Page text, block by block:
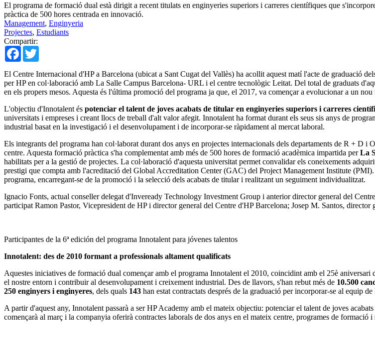
El programa de formació dual està dirigit a recent titulats en enginyeries superiors i carreres científiques que
pràctica de 500 hores centrada en innovació.
Management, Enginyeria
Projectes, Estudiants
Compartir:
Facebook
El Centre Internacional d'HP a Barcelona (ubicat a Sant Cugat del Vallès) ha acollit aquest matí l'acte de graduació
per HP en col·laboració amb La Salle Campus Barcelona- URL i el centre tecnològic Leitat. Del total de graduats
en els propers mesos. Aquesta és l'última promoció del programa ja que, el 2017, va començar a evolucionar a un
L'objectiu d'Innotalent és potenciar el talent de joves acabats de titular en enginyeries superiors i carreres
universitats i empreses i creant llocs de treball d'alt valor afegit. Innotalent ha format durant els seus sis anys de
industrial basat en la investigació i el desenvolupament i de incorporar-se ràpidament al mercat laboral.
Els integrants del programa han col·laborat durant dos anys en projectes internacionals dels departaments de R + D i
centre. Aquesta formació pràctica s'ha complementat amb més de 500 hores de formació acadèmica impartida perLa
habilitats per a la gestió de projectes. La col·laboració d'aquesta universitat permet convalidar els coneixements
prestigi que compta amb l'acreditació del Global Accreditation Center (GAC) del Project Management Institute
programa, encarregant-se de la promoció i la selecció dels acabats de titular i realitzant un seguiment individualitzat.
Ignacio Fonts, actual conseller delegat d'Inveready Technology Investment Group i anterior director general del
participat Ramon Pastor, Vicepresident de HP i director general del Centre d'HP Barcelona; Josep M. Santos,
Participantes de la 6ª edición del programa Innotalent para jóvenes talentos
Innotalent: des de 2010 formant a professionals altament qualificats
Aquestes iniciatives de formació dual començar amb el programa Innotalent el 2010, coincidint amb el 25è
el nostre entorn i contribuir al desenvolupament i creixement industrial. Des de llavors, s'han rebut més de 10.500
250 enginyers i enginyeres, dels quals 143 han estat contractats després de la graduació per incorporar-se al equip
A partir d'aquest any, Innotalent passarà a ser HP Academy amb el mateix objectiu: potenciar el talent de joves
començarà al març i la companyia oferirà contractes laborals de dos anys en el mateix centre, programes de